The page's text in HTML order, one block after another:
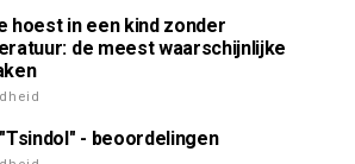
hoest in een kind zonder
de meest waarschijnlijke
- beoordelingen